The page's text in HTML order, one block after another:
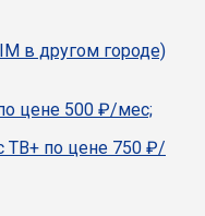
в другом городе)
цене 500 ₽/мес;
по цене 750 ₽/